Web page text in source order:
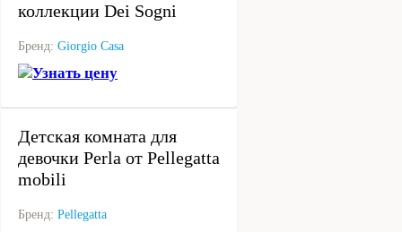
коллекции Dei Sogni
Бренд: Giorgio Casa
Узнать цену
Детская комната для
девочки Perla от Pellegatta
mobili
Бренд: Pellegatta